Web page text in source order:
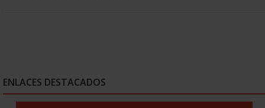
ENLACES DESTACADOS